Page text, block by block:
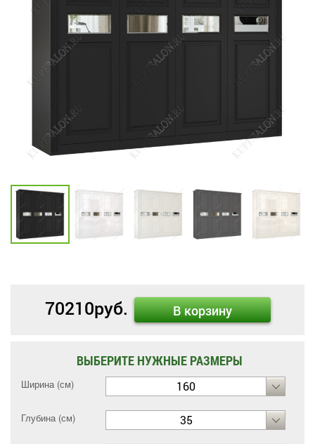
70210руб. В корзину
ВЫБЕРИТЕ НУЖНЫЕ РАЗМЕРЫ
Ширина (см) 160
Глубина (см) 35